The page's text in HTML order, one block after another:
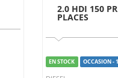
2.0 HDI 150
PLACES
EN STOCK OCCASION -